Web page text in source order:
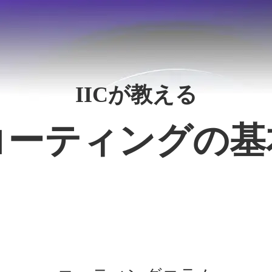
IICが教える
ティングの